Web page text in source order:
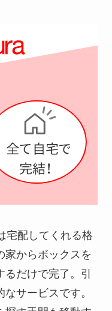
宅配してくれる格
家からボックスを
だけで完了。引
サービスです。